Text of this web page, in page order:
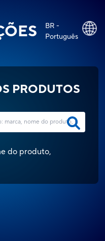
BR -
Português
PRODUTOS
do produto,